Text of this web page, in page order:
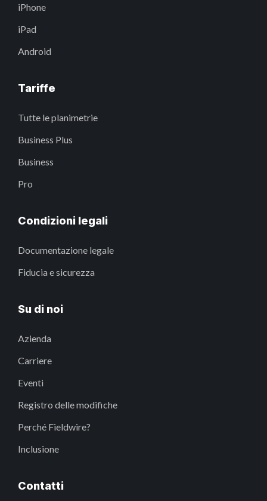
iPhone
iPad
Android
Tariffe
Tutte le planimetrie
Business Plus
Business
Pro
Condizioni legali
Documentazione legale
Fiducia e sicurezza
Su di noi
Azienda
Carriere
Eventi
Registro delle modifiche
Perché Fieldwire?
Inclusione
Contatti